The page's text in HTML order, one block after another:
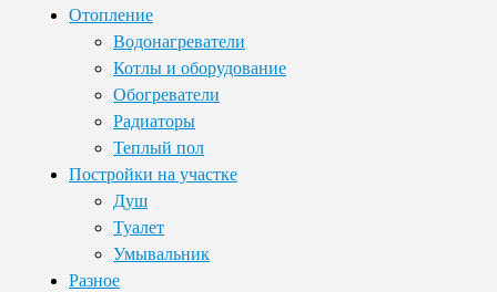
Отопление
Водонагреватели
Котлы и оборудование
Обогреватели
Радиаторы
Теплый пол
Постройки на участке
Душ
Туалет
Умывальник
Разное